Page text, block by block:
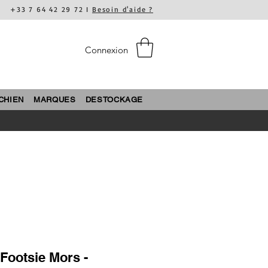
+33 7 64 42 29 72 I Besoin d'aide ?
Connexion
MARQUES DESTOCKAGE
Mors -